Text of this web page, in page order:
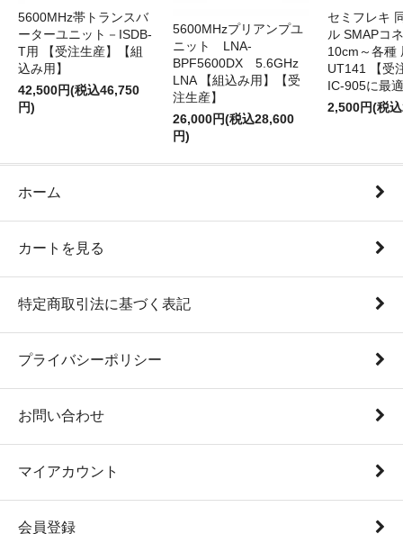
5600MHz帯トランスバ
ーターユニット－ISDB-
T用 【受注生産】【組
込み用】
42,500円(税込46,750
円)
5600MHzプリアンプユ
ニット LNA-
BPF5600DX 5.6GHz
LNA 【組込み用】【受
注生産】
26,000円(税込28,600
円)
セミフレキ
ル SMAPコ
10cm～各種
UT141 【
IC-905に最適
2,500円(税
ホーム
カートを見る
特定商取引法に基づく表記
プライバシーポリシー
お問い合わせ
マイアカウント
会員登録